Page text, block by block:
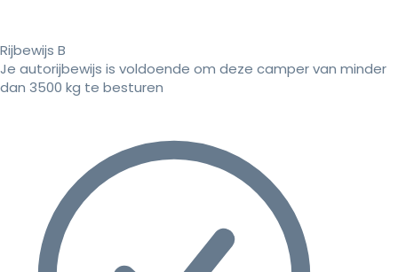
Rijbewijs B
Je autorijbewijs is voldoende om deze camper van minder
dan 3500 kg te besturen